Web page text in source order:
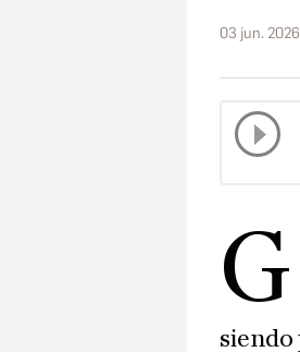
03 jun.
G
siendo